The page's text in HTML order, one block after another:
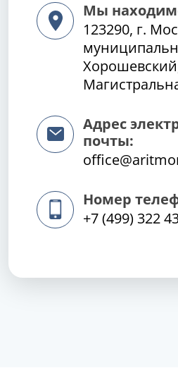
Мы
123290, г.
Адрес
почты:
Номер
+7 (499) 322